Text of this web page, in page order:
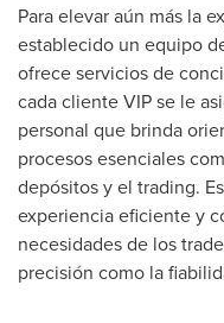
Para elevar aún más la
establecido un equipo
ofrece servicios de
cada cliente VIP se le
personal que brinda
procesos esenciales
depósitos y el trading.
experiencia eficiente y
necesidades de los
precisión como la